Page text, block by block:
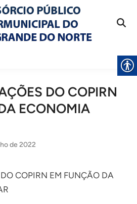
DO COPIRN
ECONOMIA
de 2022
COPIRN EM FUNÇÃO DA